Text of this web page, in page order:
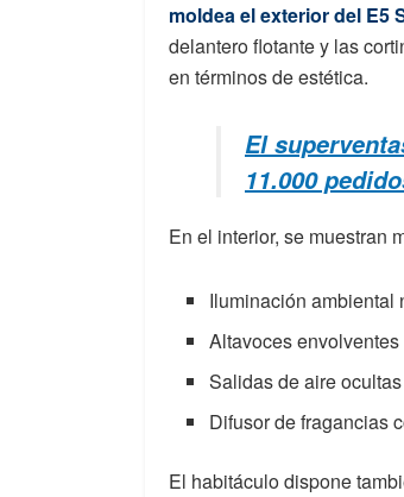
moldea el exterior del E5
delantero flotante y las
en términos de estética.
El
11.000
En el interior, se muestran
Iluminación ambiental
Altavoces
Salidas de aire ocultas
Difusor de fragancias
El habitáculo dispone